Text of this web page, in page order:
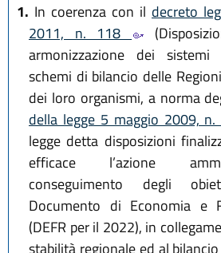
1. In coerenza con il decreto
2011, n. 118
armonizzazione dei
schemi di bilancio delle
dei loro organismi, a norma
della legge 5 maggio 2009, n.
legge detta disposizioni
efficace l’azione
conseguimento degli
Documento di Economia e
(DEFR per il 2022), in
stabilità regionale ed al